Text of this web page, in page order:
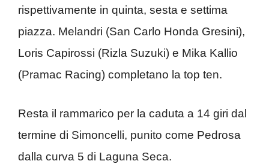
rispettivamente in quinta, sesta e settima
piazza. Melandri (San Carlo Honda Gresini),
Loris Capirossi (Rizla Suzuki) e Mika Kallio
(Pramac Racing) completano la top ten.
Resta il rammarico per la caduta a 14 giri dal
termine di Simoncelli, punito come Pedrosa
dalla curva 5 di Laguna Seca.